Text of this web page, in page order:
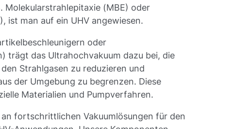
Molekularstrahlepitaxie (MBE) oder
ist man auf ein UHV angewiesen.
oder
trägt das Ultrahochvakuum dazu bei, die
Strahlgasen zu reduzieren und
der Umgebung zu begrenzen. Diese
Materialien und Pumpverfahren.
fortschrittlichen Vakuumlösungen für den